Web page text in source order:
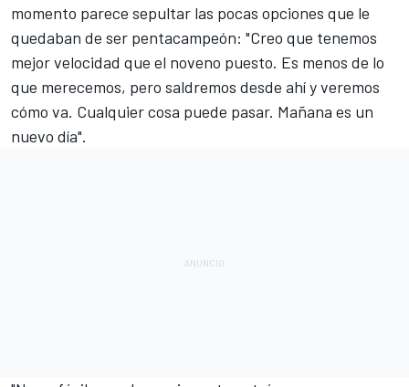
momento parece sepultar las pocas opciones que le
quedaban de ser pentacampeón: "Creo que tenemos
mejor velocidad que el noveno puesto. Es menos de lo
que merecemos, pero saldremos desde ahí y veremos
cómo va. Cualquier cosa puede pasar. Mañana es un
nuevo día".